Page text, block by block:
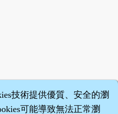
技術提供優質、安全的瀏
可能導致無法正常瀏